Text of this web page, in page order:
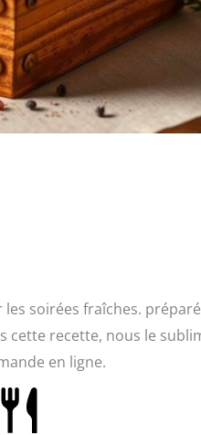
soirées fraîches.
recette, nous le
en ligne.